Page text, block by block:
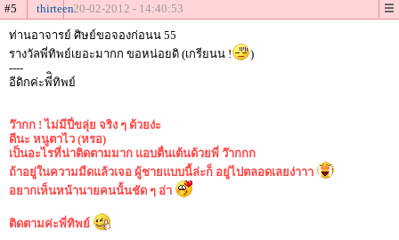
#5 thirteen20-02-2012 - 14:40:53
ท่านอาจารย์ ศิษย์ขอจองก่อนน 55
รางวัลพี่ทิพย์เยอะมากก ขอหน่อยดิ (เกรียนน !
)
----
อีดิกค่ะพี่ิทิพย์
ว๊ากก ! ไม่มีปี่ขลุ่ย จริง ๆ ด้วยง่ะ
ดีนะ หนูตาไว (หรอ)
เป็นอะไรที่น่าติดตามมาก แอบตื่นเต้นด้วยพี่ ว๊ากกก
ถ้าอยู่ในความมืดแล้วเจอ ผู้ชายแบบนี้ล่ะก็ อยู่ไปตลอดเลยง่าาา
อยากเห็นหน้านายคนนั้นชัด ๆ อ่า
ติดตามค่ะพี่ทิพย์